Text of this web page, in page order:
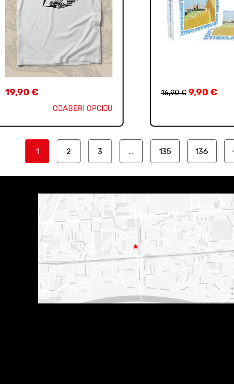
19,90€
ODABERI OPCIJU
16,90€ 9,90€
1 2 3 … 135 136